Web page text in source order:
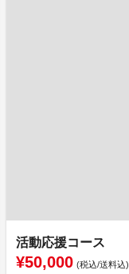
活動応援コース
¥50,000 (税込/送料込)